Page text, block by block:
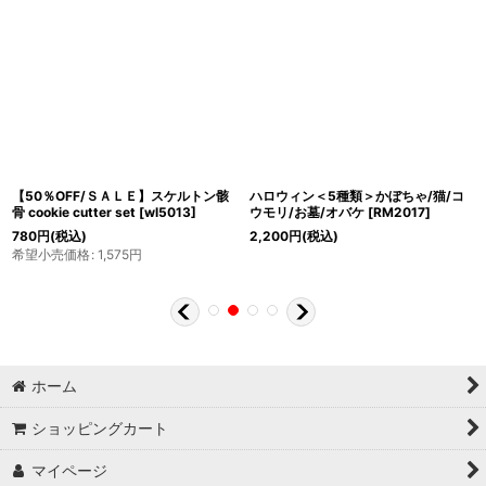
【50％OFF/ＳＡＬＥ】スケルトン骸
骨 cookie cutter set [wl5013]
780円(税込)
希望小売価格: 1,575円
ハロウィン＜5種類＞かぼちゃ/猫/コ
ウモリ/お墓/オバケ [RM2017]
2,200円(税込)
ホーム
ショッピングカート
マイページ